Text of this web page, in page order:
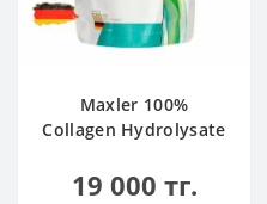
Maxler 100%
Collagen Hydrolysate
19 000 тг.